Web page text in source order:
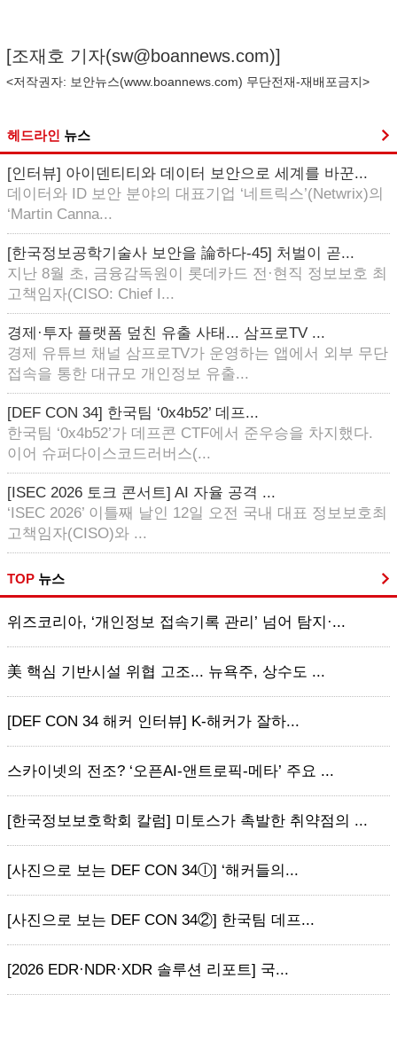
[조재호 기자(sw@boannews.com)]
<저작권자: 보안뉴스(www.boannews.com) 무단전재-재배포금지>
헤드라인 뉴스
[인터뷰] 아이덴티티와 데이터 보안으로 세계를 바꾼...
데이터와 ID 보안 분야의 대표기업 ‘네트릭스’(Netwrix)의
‘Martin Canna...
[한국정보공학기술사 보안을 論하다-45] 처벌이 곧...
지난 8월 초, 금융감독원이 롯데카드 전·현직 정보보호 최
고책임자(CISO: Chief I...
경제·투자 플랫폼 덮친 유출 사태... 삼프로TV ...
경제 유튜브 채널 삼프로TV가 운영하는 앱에서 외부 무단
접속을 통한 대규모 개인정보 유출...
[DEF CON 34] 한국팀 ‘0x4b52’ 데프...
한국팀 ‘0x4b52’가 데프콘 CTF에서 준우승을 차지했다.
이어 슈퍼다이스코드러버스(...
[ISEC 2026 토크 콘서트] AI 자율 공격 ...
‘ISEC 2026’ 이틀째 날인 12일 오전 국내 대표 정보보호최
고책임자(CISO)와 ...
TOP 뉴스
위즈코리아, ‘개인정보 접속기록 관리’ 넘어 탐지·...
美 핵심 기반시설 위협 고조... 뉴욕주, 상수도 ...
[DEF CON 34 해커 인터뷰] K-해커가 잘하...
스카이넷의 전조? ‘오픈AI-앤트로픽-메타’ 주요 ...
[한국정보보호학회 칼럼] 미토스가 촉발한 취약점의 ...
[사진으로 보는 DEF CON 34ⓛ] ‘해커들의...
[사진으로 보는 DEF CON 34②] 한국팀 데프...
[2026 EDR·NDR·XDR 솔루션 리포트] 국...